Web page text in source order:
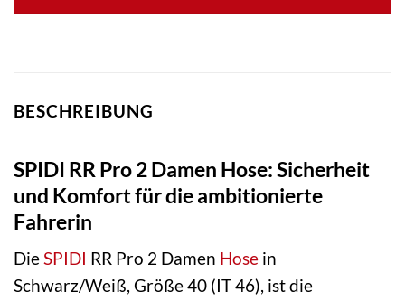
BESCHREIBUNG
SPIDI RR Pro 2 Damen Hose: Sicherheit
und Komfort für die ambitionierte
Fahrerin
DieSPIDI RR Pro 2 Damen Hose in
Schwarz/Weiß, Größe 40 (IT 46), ist die